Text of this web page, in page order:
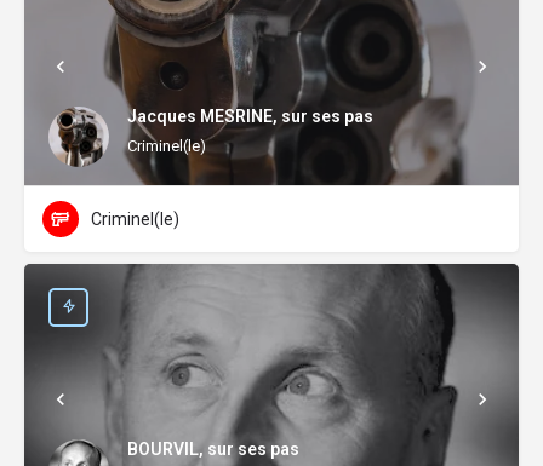
Jacques MESRINE, sur ses pas
Criminel(le)
Criminel(le)
BOURVIL, sur ses pas